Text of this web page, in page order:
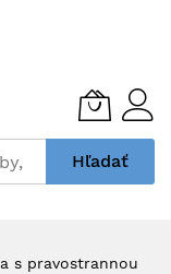
Hľadať
s pravostrannou